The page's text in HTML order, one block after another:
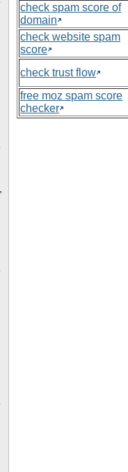
check spam score of
domain
check website spam
score
check trust flow
free moz spam score
checker